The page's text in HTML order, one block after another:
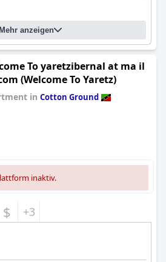
Mehr anzeigen
To yaretzibernal at ma il
(Welcome To Yaretz)
in Cotton Ground
inaktiv.
$ +3